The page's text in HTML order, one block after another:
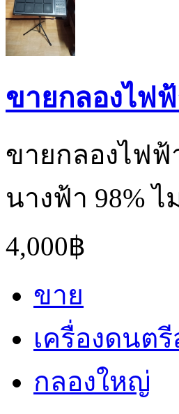
ขายกลองไฟฟ้
ขายกลองไฟฟ้
นางฟ้า 98%
4,000฿
ขาย
เครื่องดนต
กลองใหญ่